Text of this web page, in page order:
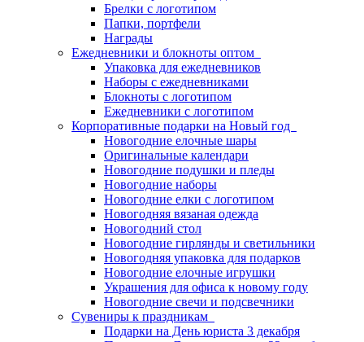
Брелки с логотипом
Папки, портфели
Награды
Ежедневники и блокноты оптом
Упаковка для ежедневников
Наборы с ежедневниками
Блокноты с логотипом
Ежедневники с логотипом
Корпоративные подарки на Новый год
Новогодние елочные шары
Оригинальные календари
Новогодние подушки и пледы
Новогодние наборы
Новогодние елки с логотипом
Новогодняя вязаная одежда
Новогодний стол
Новогодние гирлянды и светильники
Новогодняя упаковка для подарков
Новогодние елочные игрушки
Украшения для офиса к новому году
Новогодние свечи и подсвечники
Сувениры к праздникам
Подарки на День юриста 3 декабря